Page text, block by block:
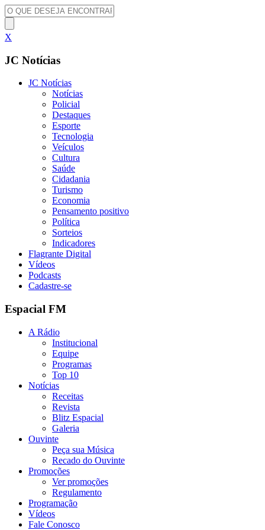
X
JC Notícias
JC Notícias
Notícias
Policial
Destaques
Esporte
Tecnologia
Veículos
Cultura
Saúde
Cidadania
Turismo
Economia
Pensamento positivo
Política
Sorteios
Indicadores
Flagrante Digital
Vídeos
Podcasts
Cadastre-se
Espacial FM
A Rádio
Institucional
Equipe
Programas
Top 10
Notícias
Receitas
Revista
Blitz Espacial
Galeria
Ouvinte
Peça sua Música
Recado do Ouvinte
Promoções
Ver promoções
Regulamento
Programação
Vídeos
Fale Conosco